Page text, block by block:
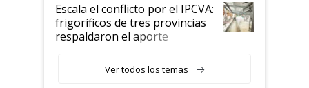
animales: "Mientras me
descalificaban, yo seguí
haciendo currículum"
Escala el conflicto por el IPCVA:
frigoríficos de tres provincias
respaldaron el aporte
Ver todos los temas